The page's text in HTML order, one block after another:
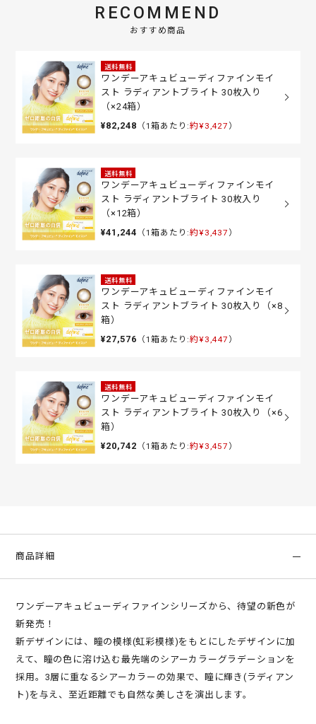
RECOMMEND
おすすめ商品
送料無料
ワンデーアキュビューディファインモイ
スト ラディアントブライト 30枚入り
（×24箱）
¥82,248 （1箱あたり:約¥3,427 ）
送料無料
ワンデーアキュビューディファインモイ
スト ラディアントブライト 30枚入り
（×12箱）
¥41,244 （1箱あたり:約¥3,437 ）
送料無料
ワンデーアキュビューディファインモイ
スト ラディアントブライト 30枚入り（×8
箱）
¥27,576 （1箱あたり:約¥3,447 ）
送料無料
ワンデーアキュビューディファインモイ
スト ラディアントブライト 30枚入り（×6
箱）
¥20,742 （1箱あたり:約¥3,457 ）
商品詳細
ワンデーアキュビューディファインシリーズから、待望の新色が
新発売！
新デザインには、瞳の模様(虹彩模様)をもとにしたデザインに加
えて、瞳の色に溶け込む最先端のシアーカラーグラデーションを
採用。3層に重なるシアーカラーの効果で、瞳に輝き(ラディアン
ト)を与え、至近距離でも自然な美しさを演出します。